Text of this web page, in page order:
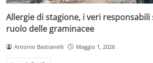
Allergie di stagione, i veri
ruolo delle graminacee
Antonio Bastianelli Maggio 1, 2026